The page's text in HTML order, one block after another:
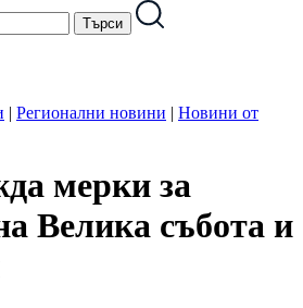
| Регионални новини | Новини от
мерки за
Велика събота и